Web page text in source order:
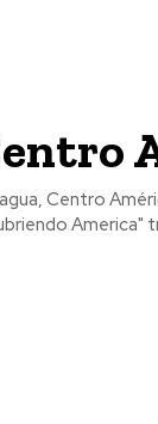
America"